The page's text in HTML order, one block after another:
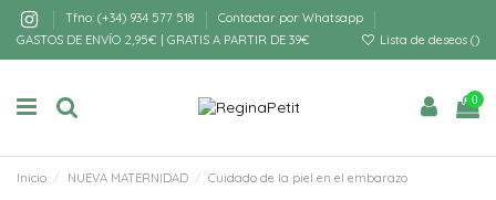
Tfno: (+34) 934 577 518
Contactar por Whatsapp
GASTOS DE ENVÍO 2,95€ | GRATIS A PARTIR DE 39€
Lista de deseos ()
0
Inicio NUEVA MATERNIDAD Cuidado de la piel en el embarazo